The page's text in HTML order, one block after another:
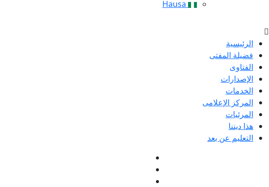
الرئيسية
فضيلة المفتى
الفتاوى
الإصدارات
الخدمات
المركز الإعلامى
المرئيات
هذا ديننا
التعليم عن بعد